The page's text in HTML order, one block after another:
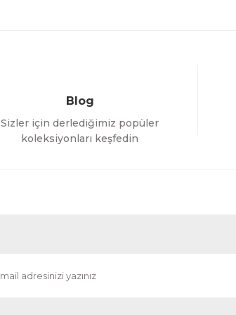
Blog
Sizler için derlediğimiz popüler
koleksiyonları keşfedin